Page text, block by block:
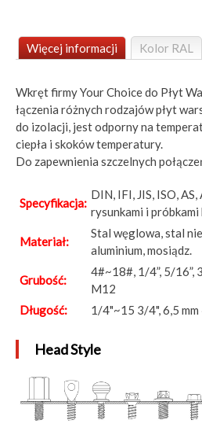
Więcej informacji Kolor RAL
Wkręt firmy Your Choice do Płyt
łączenia różnych rodzajów płyt
do izolacji, jest odporny na
ciepła i skoków temperatury.
Do zapewnienia szczelnych
Specyfikacja:
DIN, IFI, JIS, ISO,
rysunkami i
Materiał:
Stal węglowa, stal
aluminium, mosiądz.
Grubość:
4#~18#, 1/4”, 5/16”,
M12
Długość:
1/4"~15 3/4", 6,5 mm
Head Style